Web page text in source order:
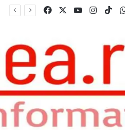
Facebook YouTube